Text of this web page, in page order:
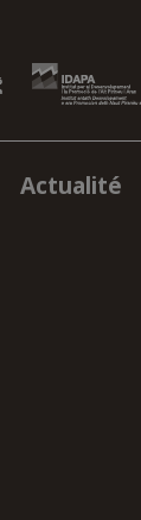
Actualité